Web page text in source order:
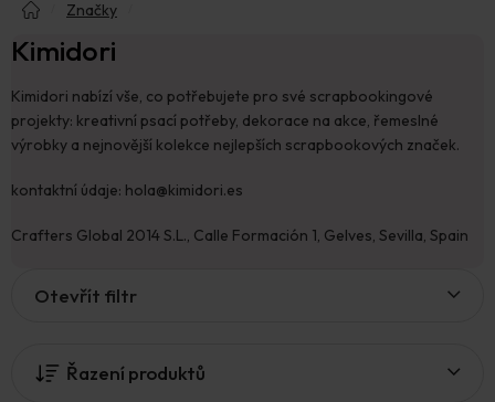
Značky
Kimidori
Kimidori nabízí vše, co potřebujete pro své scrapbookingové
projekty: kreativní psací potřeby, dekorace na akce, řemeslné
výrobky a nejnovější kolekce nejlepších scrapbookových značek.
kontaktní údaje: hola@kimidori.es
Crafters Global 2014 S.L., Calle Formación 1, Gelves, Sevilla, Spain
Řazení produktů
Otevřít filtr